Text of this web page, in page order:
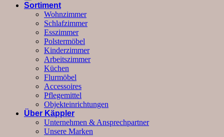
Sortiment
Wohnzimmer
Schlafzimmer
Esszimmer
Polstermöbel
Kinderzimmer
Arbeitszimmer
Küchen
Flurmöbel
Accessoires
Pflegemittel
Objekteinrichtungen
Über Käppler
Unternehmen & Ansprechpartner
Unsere Marken